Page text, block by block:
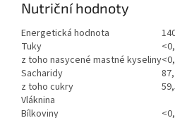
Nutriční hodnoty
Energetická hodnota
Tuky
z toho nasycené mastné kyseliny
Sacharidy
z toho cukry
Vláknina
Bílkoviny